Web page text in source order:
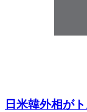
日米韓外相が